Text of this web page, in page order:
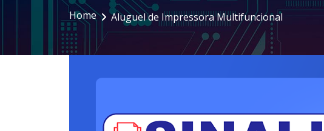
Home Aluguel de Impressora Multifuncional